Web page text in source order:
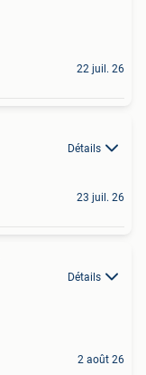
22 juil. 26
Détails
23 juil. 26
Détails
2 août 26